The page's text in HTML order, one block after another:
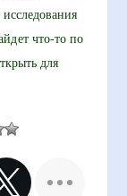
что-то по
для